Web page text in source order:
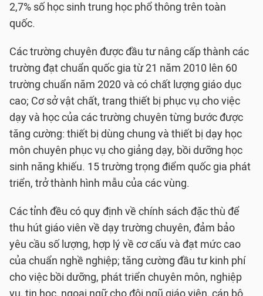
2,7% số học sinh trung học phổ thông trên toàn
quốc.
Các trường chuyên được đầu tư nâng cấp thành các
trường đạt chuẩn quốc gia từ 21 năm 2010 lên 60
trường chuẩn năm 2020 và có chất lượng giáo dục
cao; Cơ sở vật chất, trang thiết bị phục vụ cho việc
dạy và học của các trường chuyên từng bước được
tăng cường: thiết bị dùng chung và thiết bị dạy học
môn chuyên phục vụ cho giảng dạy, bồi dưỡng học
sinh năng khiếu. 15 trường trọng điểm quốc gia phát
triển, trở thành hình mẫu của các vùng.
Các tỉnh đều có quy định về chính sách đặc thù để
thu hút giáo viên về dạy trường chuyên, đảm bảo
yêu cầu số lượng, hợp lý về cơ cấu và đạt mức cao
của chuẩn nghề nghiệp; tăng cường đầu tư kinh phí
cho việc bồi dưỡng, phát triển chuyên môn, nghiệp